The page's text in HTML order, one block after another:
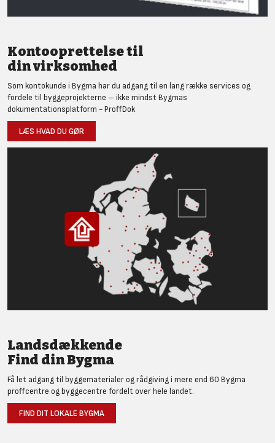
Kontooprettelse til
din virksomhed
Som kontokunde i Bygma har du adgang til en lang række services og
fordele til byggeprojekterne – ikke mindst Bygmas
dokumentationsplatform - ProffDok
LÆS HVAD DU GØR
Landsdækkende
Find din Bygma
Få let adgang til byggematerialer og rådgiving i mere end 60 Bygma
proffcentre og byggecentre fordelt over hele landet.
FIND DIT LOKALE BYGMA